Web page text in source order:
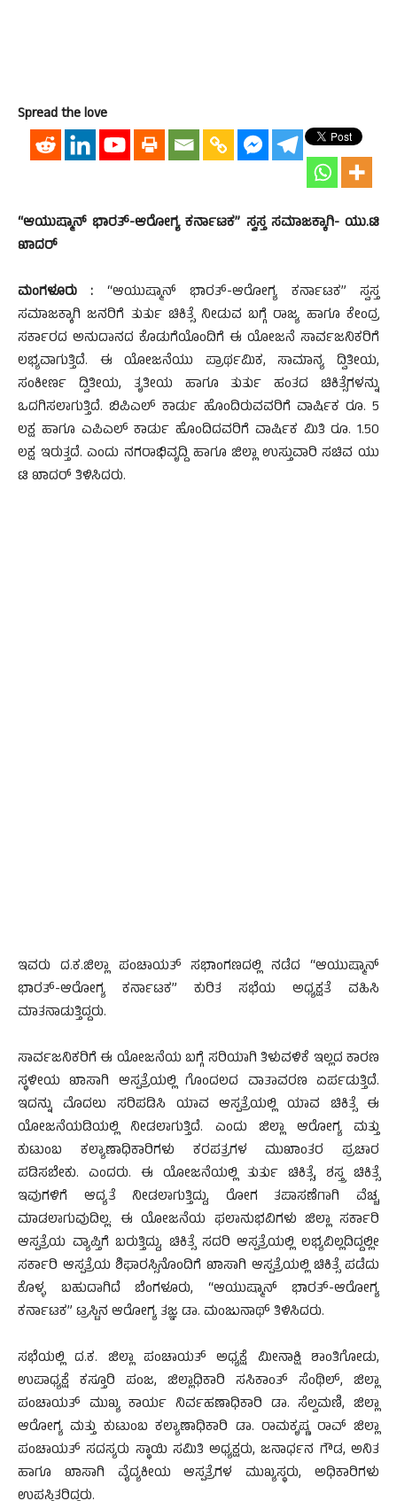
Spread the love
“ಆಯುಷ್ಮಾನ್ ಭಾರತ್-ಆರೋಗ್ಯ ಕರ್ನಾಟಕ” ಸ್ವಸ್ತ ಸಮಾಜಕ್ಕಾಗಿ- ಯು.ಟಿ
ಖಾದರ್
ಮಂಗಳೂರು : “ಆಯುಷ್ಮಾನ್ ಭಾರತ್-ಆರೋಗ್ಯ ಕರ್ನಾಟಕ” ಸ್ವಸ್ತ
ಸಮಾಜಕ್ಕಾಗಿ ಜನರಿಗೆ ತುರ್ತು ಚಿಕಿತ್ಸೆ ನೀಡುವ ಬಗ್ಗೆ ರಾಜ್ಯ ಹಾಗೂ ಕೇಂದ್ರ
ಸರ್ಕಾರದ ಅನುದಾನದ ಕೊಡುಗೆಯೊಂದಿಗೆ ಈ ಯೋಜನೆ ಸಾರ್ವಜನಿಕರಿಗೆ
ಲಭ್ಯವಾಗುತ್ತಿದೆ. ಈ ಯೋಜನೆಯು ಪ್ರಾರ್ಥಮಿಕ, ಸಾಮಾನ್ಯ ದ್ವಿತೀಯ,
ಸಂಕೀರ್ಣ ದ್ವಿತೀಯ, ತೃತೀಯ ಹಾಗೂ ತುರ್ತು ಹಂತದ ಚಿಕಿತ್ಸೆಗಳನ್ನು
ಒದಗಿಸಲಾಗುತ್ತಿದೆ. ಬಿಪಿಎಲ್ ಕಾರ್ಡು ಹೊಂದಿರುವವರಿಗೆ ವಾರ್ಷಿಕ ರೂ. 5
ಲಕ್ಷ ಹಾಗೂ ಎಪಿಎಲ್ ಕಾರ್ಡು ಹೊಂದಿದವರಿಗೆ ವಾರ್ಷಿಕ ಮಿತಿ ರೂ. 1.50
ಲಕ್ಷ ಇರುತ್ತದೆ. ಎಂದು ನಗರಾಭಿವೃದ್ದಿ ಹಾಗೂ ಜಿಲ್ಲಾ ಉಸ್ತುವಾರಿ ಸಚಿವ ಯು
ಟಿ ಖಾದರ್ ತಿಳಿಸಿದರು.
ಇವರು ದ.ಕ.ಜಿಲ್ಲಾ ಪಂಚಾಯತ್ ಸಭಾಂಗಣದಲ್ಲಿ ನಡೆದ “ಆಯುಷ್ಮಾನ್
ಭಾರತ್-ಆರೋಗ್ಯ ಕರ್ನಾಟಕ” ಕುರಿತ ಸಭೆಯ ಅಧ್ಯಕ್ಷತೆ ವಹಿಸಿ
ಮಾತನಾಡುತ್ತಿದ್ದರು.
ಸಾರ್ವಜನಿಕರಿಗೆ ಈ ಯೋಜನೆಯ ಬಗ್ಗೆ ಸರಿಯಾಗಿ ತಿಳುವಳಿಕೆ ಇಲ್ಲದ ಕಾರಣ
ಸ್ಥಳೀಯ ಖಾಸಾಗಿ ಆಸ್ಪತ್ರೆಯಲ್ಲಿ ಗೊಂದಲದ ವಾತಾವರಣ ಏರ್ಪಡುತ್ತಿದೆ.
ಇದನ್ನು ಮೊದಲು ಸರಿಪಡಿಸಿ ಯಾವ ಆಸ್ಪತ್ರೆಯಲ್ಲಿ ಯಾವ ಚಿಕಿತ್ಸೆ ಈ
ಯೋಜನೆಯಡಿಯಲ್ಲಿ ನೀಡಲಾಗುತ್ತಿದೆ. ಎಂದು ಜಿಲ್ಲಾ ಆರೋಗ್ಯ ಮತ್ತು
ಕುಟುಂಬ ಕಲ್ಯಾಣಾಧಿಕಾರಿಗಳು ಕರಪತ್ರಗಳ ಮುಖಾಂತರ ಪ್ರಚಾರ
ಪಡಿಸಬೇಕು. ಎಂದರು. ಈ ಯೋಜನೆಯಲ್ಲಿ ತುರ್ತು ಚಿಕಿತ್ಸೆ, ಶಸ್ತ್ರ ಚಿಕಿತ್ಸೆ
ಇವುಗಳಿಗೆ ಆದ್ಯತೆ ನೀಡಲಾಗುತ್ತಿದ್ದು, ರೋಗ ತಪಾಸಣೆಗಾಗಿ ವೆಚ್ಚ
ಮಾಡಲಾಗುವುದಿಲ್ಲ. ಈ ಯೋಜನೆಯ ಫಲಾನುಭವಿಗಳು ಜಿಲ್ಲಾ ಸರ್ಕಾರಿ
ಆಸ್ಪತ್ರೆಯ ವ್ಯಾಪ್ತಿಗೆ ಬರುತ್ತಿದ್ದು, ಚಿಕಿತ್ಸೆ ಸದರಿ ಆಸ್ಪತ್ರೆಯಲ್ಲಿ ಲಭ್ಯವಿಲ್ಲದಿದ್ದಲ್ಲೀ
ಸರ್ಕಾರಿ ಆಸ್ಪತ್ರೆಯ ಶಿಫಾರಸ್ಸಿನೊಂದಿಗೆ ಖಾಸಾಗಿ ಆಸ್ಪತ್ರೆಯಲ್ಲಿ ಚಿಕಿತ್ಸೆ ಪಡೆದು
ಕೊಳ್ಳ ಬಹುದಾಗಿದೆ ಬೆಂಗಳೂರು, “ಆಯುಷ್ಮಾನ್ ಭಾರತ್-ಆರೋಗ್ಯ
ಕರ್ನಾಟಕ” ಟ್ರಸ್ಟಿನ ಆರೋಗ್ಯ ತಜ್ಞ ಡಾ. ಮಂಜುನಾಥ್ ತಿಳಿಸಿದರು.
ಸಭೆಯಲ್ಲಿ ದ.ಕ. ಜಿಲ್ಲಾ ಪಂಚಾಯತ್ ಅಧ್ಯಕ್ಷೆ ಮೀನಾಕ್ಷಿ ಶಾಂತಿಗೋಡು,
ಉಪಾಧ್ಯಕ್ಷೆ ಕಸ್ತೂರಿ ಪಂಜ, ಜಿಲ್ಲಾಧಿಕಾರಿ ಸಸಿಕಾಂತ್ ಸೆಂಥಿಲ್, ಜಿಲ್ಲಾ
ಪಂಚಾಯತ್ ಮುಖ್ಯ ಕಾರ್ಯ ನಿರ್ವಹಣಾಧಿಕಾರಿ ಡಾ. ಸೆಲ್ವಮಣಿ, ಜಿಲ್ಲಾ
ಆರೋಗ್ಯ ಮತ್ತು ಕುಟುಂಬ ಕಲ್ಯಾಣಾಧಿಕಾರಿ ಡಾ. ರಾಮಕೃಷ್ಣ ರಾವ್ ಜಿಲ್ಲಾ
ಪಂಚಾಯತ್ ಸದಸ್ಯರು ಸ್ಥಾಯಿ ಸಮಿತಿ ಅಧ್ಯಕ್ಷರು, ಜನಾರ್ಧನ ಗೌಡ, ಅನಿತ
ಹಾಗೂ ಖಾಸಾಗಿ ವೈದ್ಯಕೀಯ ಆಸ್ಪತ್ರೆಗಳ ಮುಖ್ಯಸ್ಥರು, ಅಧಿಕಾರಿಗಳು